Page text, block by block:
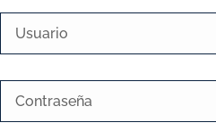
Nombre
de
usuario
Contraseña